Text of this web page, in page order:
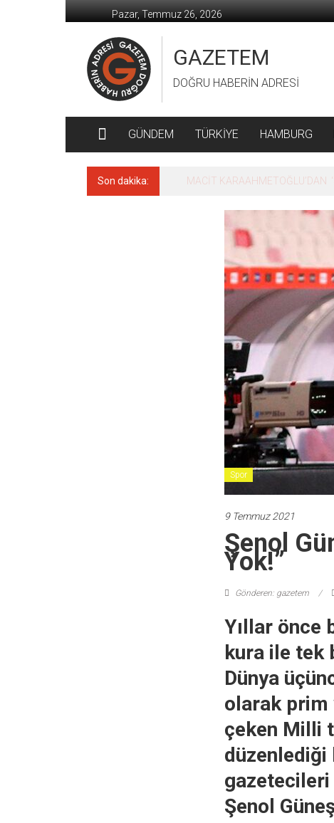
geç
Pazar, Temmuz 26, 2026
GAZETEM
DOĞRU HABERİN ADRESİ
GÜNDEM TÜRKİYE HAMBURG
Son dakika: MACİT KARAAHMETOĞLU’DAN
Spor
9 Temmuz 2021
Şenol
Yok!”
Gönderen: gazetem
Yıllar önce
kura ile tek
Dünya
olarak prim
çeken Milli
düzenlediği
Şenol